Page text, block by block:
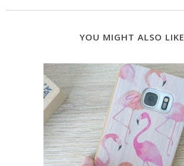
YOU MIGHT ALSO LIKE